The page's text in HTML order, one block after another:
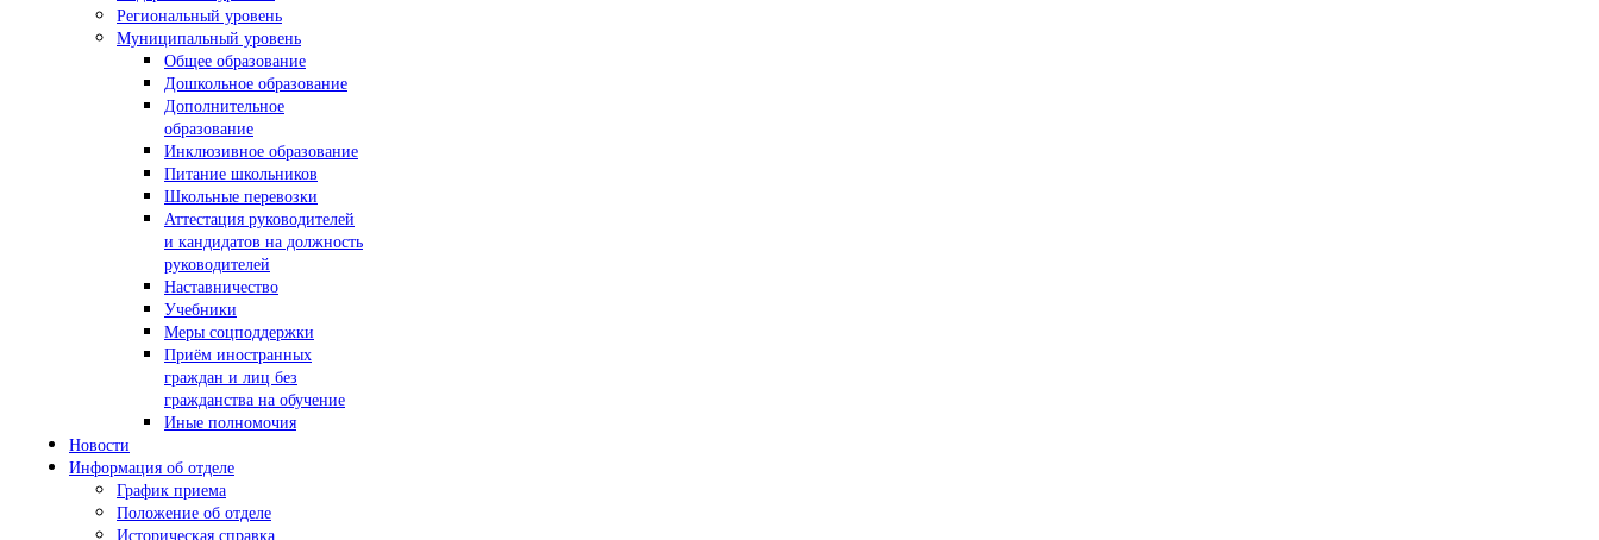
Региональный уровень
Муниципальный уровень
Общее образование
Дошкольное образование
Дополнительное
образование
Инклюзивное образование
Питание школьников
Школьные перевозки
Аттестация руководителей
и кандидатов на должность
руководителей
Наставничество
Учебники
Меры соцподдержки
Приём иностранных
граждан и лиц без
гражданства на обучение
Иные полномочия
Новости
Информация об отделе
График приема
Положение об отделе
Историческая справка